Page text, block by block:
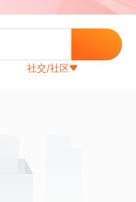
社交/社区